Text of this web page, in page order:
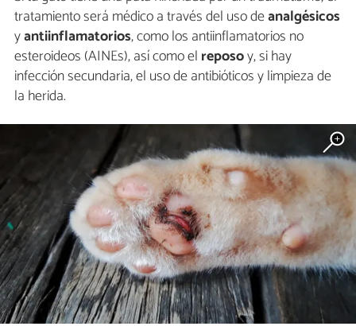
tratamiento será médico a través del uso deanalgésicos
yantiinflamatorios, como los antiinflamatorios no
esteroideos (AINEs), así como el reposoy, si hay
infección secundaria, el uso de antibióticos y limpieza de
la herida.